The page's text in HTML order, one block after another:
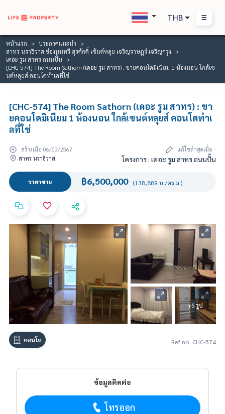
THB
หน้าแรก
ประกาศแนะนำ
สาทร นราธิวาส ช่องนนทรี สุรศักดิ์ เซ้นต์หลุย เจริญราษฎร์ เจริญกรุง
เดอะ รูม สาทร ถนนปั้น
[CHC-574] The Room Sathorn (เดอะ รูม สาทร) : ขายคอนโดมิเนียม 1 ห้องนอน ใกล้เซ
นต์หลุยส์ คอนโดทำเลที่ใช่
[CHC-574] The Room Sathorn (เดอะ รูม สาทร) : ขา
ยคอนโดมิเนียม 1 ห้องนอน ใกล้เซนต์หลุยส์ คอนโดทำเ
ลที่ใช่
สร้างเมื่อ 06/03/2567
แก้ไขล่าสุดเมื่อ -
สาทร นราธิวาส
โครงการ : เดอะ รูม สาทร ถนนปั้น
ราคาขาย ฿6,500,000 (138,889 บ./ตร.ม.)
+5 รูป
คอนโด Ref no. CHC-574
ข้อมูลติดต่อ
โทรออก